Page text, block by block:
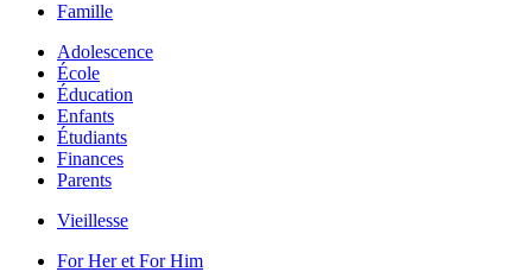
Famille
Adolescence
École
Éducation
Enfants
Étudiants
Finances
Parents
Vieillesse
For Her et For Him